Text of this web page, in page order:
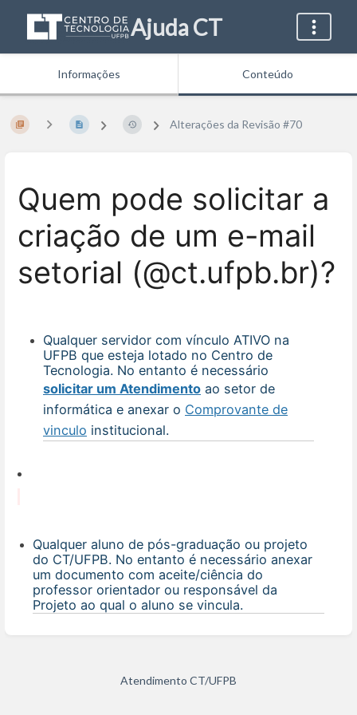
Ajuda CT
Informações Conteúdo
Alterações da Revisão #70
Quem pode solicitar a
criação de um e-mail
setorial (@ct.ufpb.br)?
Qualquer servidor com vínculo ATIVO na
UFPB que esteja lotado no Centro de
Tecnologia. No entanto é necessário
solicitar um Atendimento ao setor de
informática e anexar o Comprovante de
vinculo institucional.
Qualquer aluno de pós-graduação ou projeto
do CT/UFPB. No entanto é necessário anexar
um documento com aceite/ciência do
professor orientador ou responsável da
Projeto ao qual o aluno se vincula.
Atendimento CT/UFPB